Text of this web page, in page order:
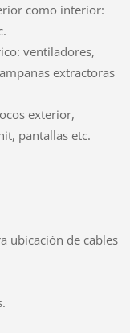
como interior:
ventiladores,
extractoras
exterior,
pantallas etc.
ubicación de cables